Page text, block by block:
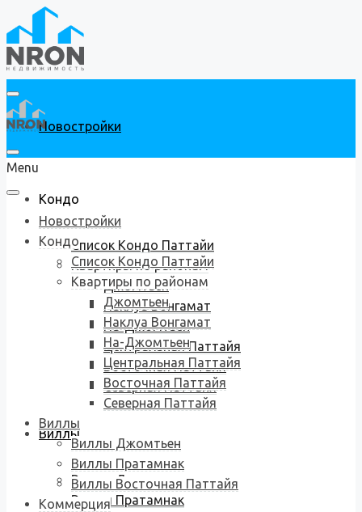
Новостройки
Кондо
Список Кондо Паттайи
Квартиры по районам
Джомтьен
Наклуа Вонгамат
На-Джомтьен
Центральная Паттайя
Восточная Паттайя
Северная Паттайя
Виллы
Виллы Джомтьен
Виллы Пратамнак
Menu
Новостройки
Кондо
Список Кондо Паттайи
Квартиры по районам
Джомтьен
Наклуа Вонгамат
На-Джомтьен
Центральная Паттайя
Восточная Паттайя
Северная Паттайя
Виллы
Виллы Джомтьен
Виллы Пратамнак
Виллы Восточная Паттайя
Коммерция